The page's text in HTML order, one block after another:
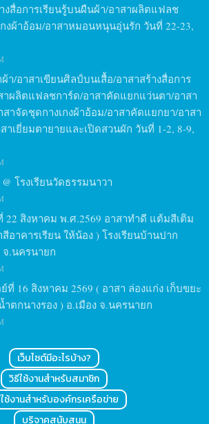
งสื่อการเรียนรู้บนผืนผ้า/อาสาผลิตแฟลช
งผ้าอ้อม/อาสาหมอนหนุนอุ่นรัก วันที่ 22-23,
ผ้า/อาสาเขียนศิลป์บนเสื้อ/อาสาสร้างสื่อการ
าผลิตแฟลชการ์ด/อาสาคัดแยกแว่นตา/อาสา
าจัดชุดกางเกงผ้าอ้อม/อาสาคัดแยกยา/อาสา
เยี่ยมตายายและเปิดสวนผัก วันที่ 1-2, 8-9,
โรงเรียนวัดธรรมนาวา
22 สิงหาคม พ.ศ.2569 อาสาทำดี แต้มสีเติม
อาคารเรียน ให้น้อง ) โรงเรียนบ้านปาก
จ.นครนายก
ที่ 16 สิงหาคม 2569 ( อาสา ล่องแก่ง เก็บขยะ
ตกนางรอง ) อ.เมือง จ.นครนายก
เว็บไซต์มีอะไรบ้าง?
วิธีใช้งานสำหรับสมาชิก
ช้งานสำหรับองค์กรเครือข่าย
บริจาคสนับสนุน